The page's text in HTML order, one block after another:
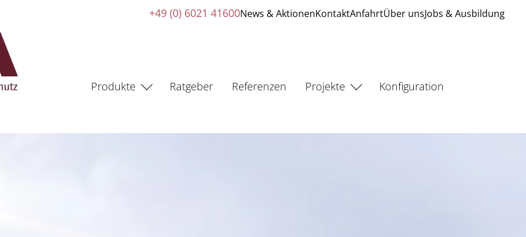
+49 (0) 6021 41600News & AktionenKontaktAnfahrtÜber unsJobs & Ausbildung
Produkte
Ratgeber Referenzen Projekte Konfiguration